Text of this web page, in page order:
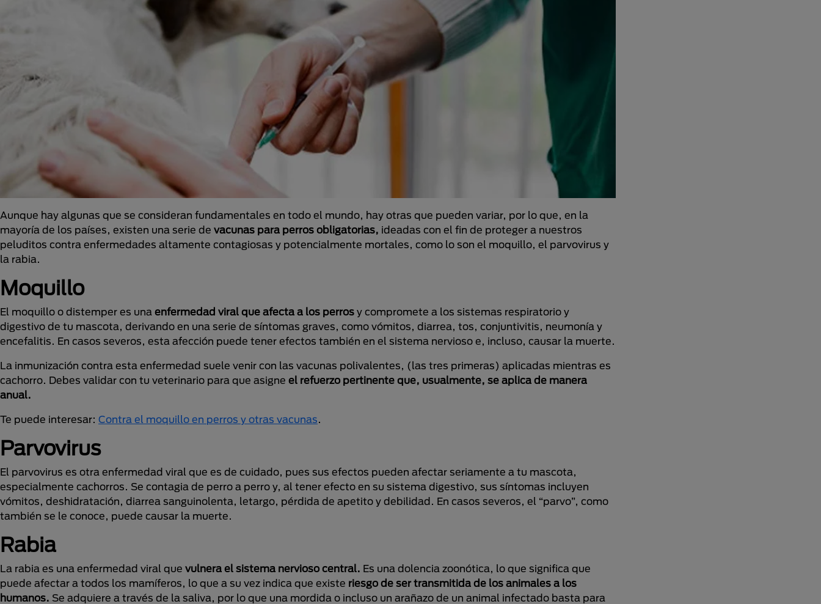
Aunque hay algunas que se consideran fundamentales en todo el mundo, hay otras que pueden variar, por lo que, en la
mayoría de los países, existen una serie de vacunas para perros obligatorias, ideadas con el fin de proteger a nuestros
peluditos contra enfermedades altamente contagiosas y potencialmente mortales, como lo son el moquillo, el parvovirus y
la rabia.
Moquillo
El moquillo o distemper es una enfermedad viral que afecta a los perros y compromete a los sistemas respiratorio y
digestivo de tu mascota, derivando en una serie de síntomas graves, como vómitos, diarrea, tos, conjuntivitis, neumonía y
encefalitis. En casos severos, esta afección puede tener efectos también en el sistema nervioso e, incluso, causar la muerte.
La inmunización contra esta enfermedad suele venir con las vacunas polivalentes, (las tres primeras) aplicadas mientras es
cachorro. Debes validar con tu veterinario para que asigne el refuerzo pertinente que, usualmente, se aplica de manera
anual.
Te puede interesar: Contra el moquillo en perros y otras vacunas.
Parvovirus
El parvovirus es otra enfermedad viral que es de cuidado, pues sus efectos pueden afectar seriamente a tu mascota,
especialmente cachorros. Se contagia de perro a perro y, al tener efecto en su sistema digestivo, sus síntomas incluyen
vómitos, deshidratación, diarrea sanguinolenta, letargo, pérdida de apetito y debilidad. En casos severos, el “parvo”, como
también se le conoce, puede causar la muerte.
Rabia
La rabia es una enfermedad viral que vulnera el sistema nervioso central. Es una dolencia zoonótica, lo que significa que
puede afectar a todos los mamíferos, lo que a su vez indica que existe riesgo de ser transmitida de los animales a los
humanos. Se adquiere a través de la saliva, por lo que una mordida o incluso un arañazo de un animal infectado basta para